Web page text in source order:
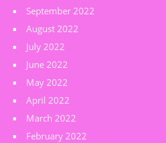
September 2022
August 2022
July 2022
June 2022
May 2022
April 2022
March 2022
February 2022